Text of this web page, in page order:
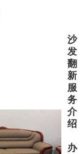
沙
发
翻
新
服
务
介
绍
办